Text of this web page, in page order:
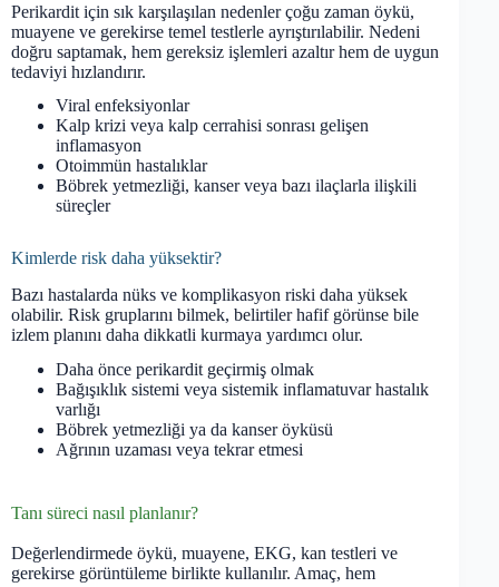
Perikardit için sık karşılaşılan nedenler çoğu zaman öykü,
muayene ve gerekirse temel testlerle ayrıştırılabilir. Nedeni
doğru saptamak, hem gereksiz işlemleri azaltır hem de uygun
tedaviyi hızlandırır.
Viral enfeksiyonlar
Kalp krizi veya kalp cerrahisi sonrası gelişen
inflamasyon
Otoimmün hastalıklar
Böbrek yetmezliği, kanser veya bazı ilaçlarla ilişkili
süreçler
Kimlerde risk daha yüksektir?
Bazı hastalarda nüks ve komplikasyon riski daha yüksek
olabilir. Risk gruplarını bilmek, belirtiler hafif görünse bile
izlem planını daha dikkatli kurmaya yardımcı olur.
Daha önce perikardit geçirmiş olmak
Bağışıklık sistemi veya sistemik inflamatuvar hastalık
varlığı
Böbrek yetmezliği ya da kanser öyküsü
Ağrının uzaması veya tekrar etmesi
Tanı süreci nasıl planlanır?
Değerlendirmede öykü, muayene, EKG, kan testleri ve
gerekirse görüntüleme birlikte kullanılır. Amaç, hem